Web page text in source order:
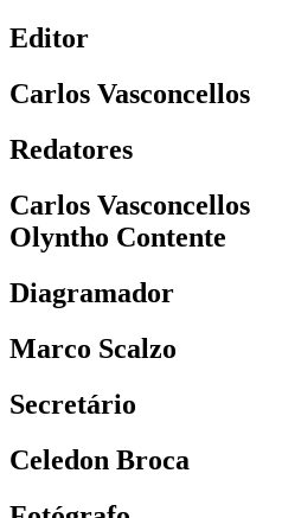
Editor
Carlos Vasconcellos
Redatores
Carlos Vasconcellos
Olyntho Contente
Diagramador
Marco Scalzo
Secretário
Celedon Broca